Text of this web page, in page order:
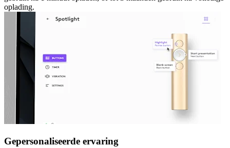
oplading.
Gepersonaliseerde ervaring